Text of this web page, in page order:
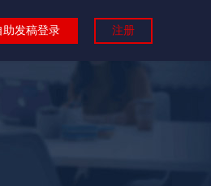
助发稿登录 注册